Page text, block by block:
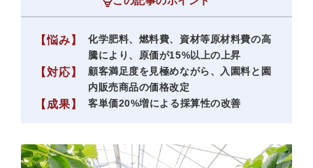
【悩み】
化学肥料、燃料費、資材等原材料費の高
騰により、原価が15%以上の上昇
【対応】
顧客満足度を見極めながら、入園料と園
内販売商品の価格改定
【成果】 客単価20%増による採算性の改善